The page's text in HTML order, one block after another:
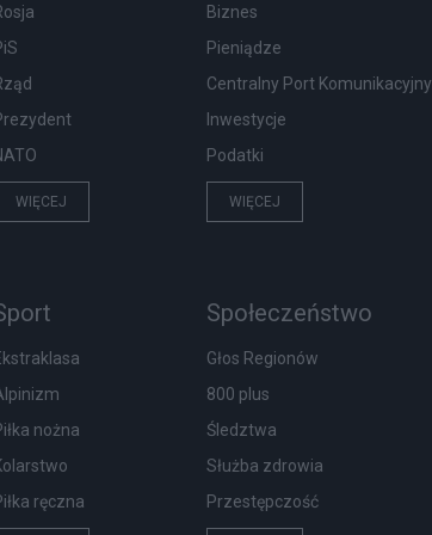
WIĘCEJ
Biznes
Pieniądze
Centralny Port Komunikacyjny
Inwestycje
Podatki
WIĘCEJ
nożna
ręczna
Społeczeństwo
Głos Regionów
800 plus
Śledztwa
Służba zdrowia
Przestępczość